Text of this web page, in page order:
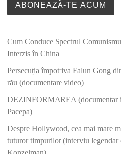
ABONEAZĂ-TE ACUM
Cum Conduce Spectrul
Interzis în China
Persecuția împotriva Falun Gong
rău (documentare video)
DEZINFORMAREA (documentar
Pacepa)
Despre Hollywood, cea mai mare
tuturor timpurilor (interviu
Konzelman)